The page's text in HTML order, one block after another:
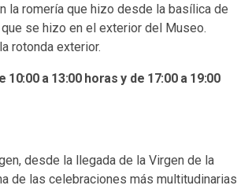
la romería que hizo desde la basílica de
se hizo en el exterior del Museo.
rotonda exterior.
a 13:00 horas y de 17:00 a 19:00
desde la llegada de la Virgen de la
de las celebraciones más multitudinarias